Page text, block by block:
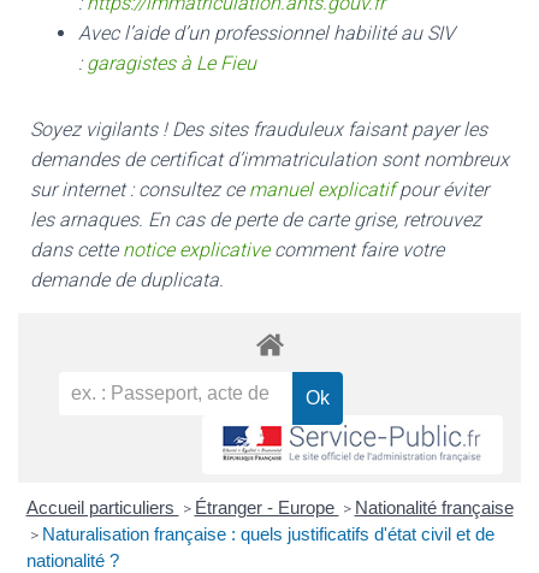
Avec l’aide d’un professionnel habilité au SIV
: garagistes à Le Fieu
Soyez vigilants ! Des sites frauduleux faisant payer les
demandes de certificat d’immatriculation sont nombreux
sur internet : consultez ce manuel explicatifpour éviter
les arnaques. En cas de perte de carte grise, retrouvez
dans cette notice explicativecomment faire votre
demande de duplicata.
Accueil particuliers > Étranger - Europe > Nationalité française
> Naturalisation française : quels justificatifs d'état civil et de
nationalité ?